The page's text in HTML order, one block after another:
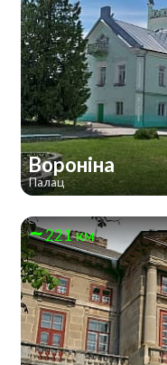
Вороніна
Палац
221 км